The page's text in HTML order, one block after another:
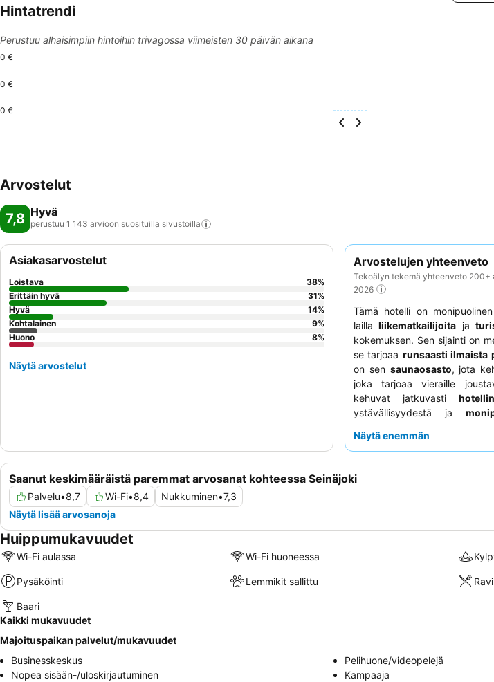
Hintatrendi
Perustuu alhaisimpiin hintoihin trivagossa viimeisten 30 päivän aikana
0 €
0 €
0 €
Arvostelut
7,8 Hyvä
perustuu 1 143 arvioon suosituilla sivustoilla
Arvostelujen yhteenveto
Tekoälyn tekemä yhteenveto 200+
2026
Tämä hotelli on
laillaliikematkailijoita ja
kokemuksen. Sen sijainti on
se tarjoaa runsaasti ilmaista
on sen saunaosasto, jota
joka tarjoaa vieraille
kehuvat jatkuvasti
ystävällisyydestä ja
Henkilökohtaisen
Näytä enemmän
Saanut keskimääräistä paremmat arvosanat kohteessa Seinäjoki
Palvelu•8,7 Wi-Fi•8,4 Nukkuminen•7,3
Näytä lisää arvosanoja
Asiakasarvostelut
Loistava 38%
Erittäin hyvä
31%
Hyvä
14%
Kohtalainen
9%
Huono
8%
Näytä arvostelut
Huippumukavuudet
Wi-Fi aulassa Wi-Fi huoneessa
Pysäköinti Lemmikit sallittu
Baari
Kaikki mukavuudet
Majoituspaikan palvelut/mukavuudet
Businesskeskus
Pelihuone/videopelejä
Nopea sisään-/uloskirjautuminen
Kampaaja